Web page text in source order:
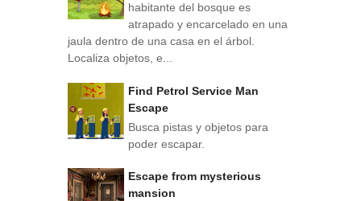
habitante del bosque es
atrapado y encarcelado en una
jaula dentro de una casa en el árbol.
Localiza objetos, e...
Find Petrol Service Man
Escape
Busca pistas y objetos para
poder escapar.
Escape from mysterious
mansion